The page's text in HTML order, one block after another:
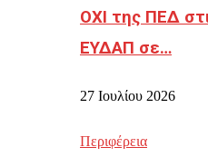
ΟΧΙ της ΠΕΔ
ΕΥΔΑΠ σε…
27 Ιουλίου 2026
Περιφέρεια